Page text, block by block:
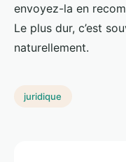
envoyez-la en
Le plus dur, c’est
naturellement.
juridique